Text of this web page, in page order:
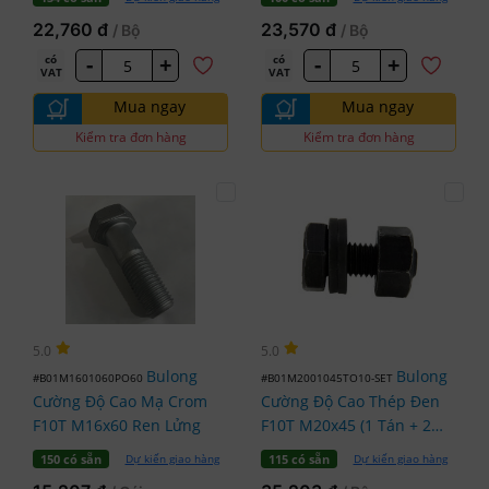
22,760 đ / Bộ
có
VAT
- +
Mua ngay
Kiểm tra đơn hàng
23,570 đ / Bộ
có
VAT
- +
Mua ngay
Kiểm tra đơn hàng
5.0
#B01M1601060PO60 Bulong
Cường Độ Cao Mạ Crom
F10T M16x60 Ren Lửng
150 có sẵn Dự kiến giao hàng
5.0
#B01M2001045TO10-SET Bulong
Cường Độ Cao Thép Đen
F10T M20x45 (1 Tán + 2
Lông Đền)
115 có sẵn Dự kiến giao hàng